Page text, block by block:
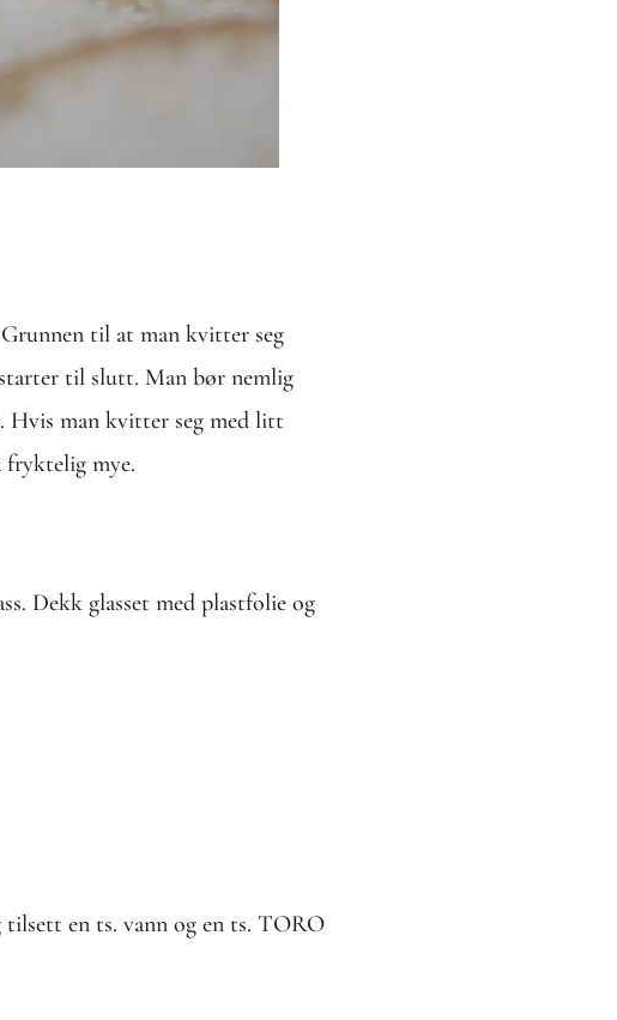
til at man kvitter seg
til slutt. Man bør nemlig
Hvis man kvitter seg med litt
fryktelig mye.
Dekk glasset med plastfolie og
tilsett en ts. vann og en ts. TORO